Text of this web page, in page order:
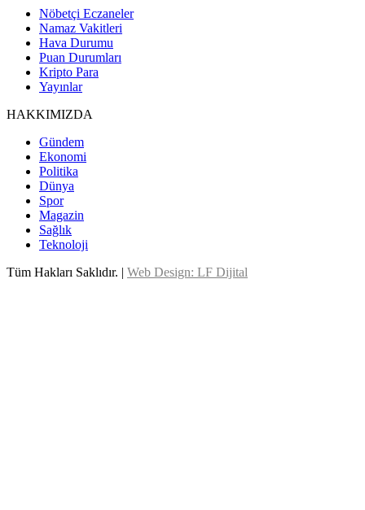
Nöbetçi Eczaneler
Namaz Vakitleri
Hava Durumu
Puan Durumları
Kripto Para
Yayınlar
HAKKIMIZDA
Gündem
Ekonomi
Politika
Dünya
Spor
Magazin
Sağlık
Teknoloji
Tüm Hakları Saklıdır. | Web Design: LF Dijital